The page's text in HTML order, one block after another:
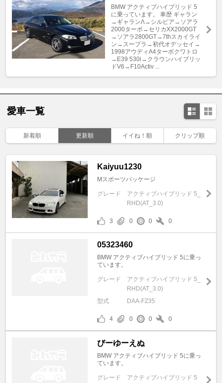
BMW アクティブハイブリッド 5
に乗っています。 車歴 ギャラン
→ギャランΛ→シルビア→ソアラ
2000ターボ→セリカXX2000GT
→ソアラ2800GT→7thスカイライ
ン→スープラ→初代オデッセイ→
1998アウディA4ターボクワトロ
→E39 530i→クラウンハイブリッ
ドV6→F10Activ ...
愛車一覧
新着順 更新順 イイね！順 クリップ順
Kaiyuu1230
Mスポーツパッケージ
グレード
アクティブハイブリッド 5_
RHD(AT_3.0)
3 0 0 0
05323460
BMW アクティブハイブリッド 5に乗っ
ています。
グレード
アクティブハイブリッド 5_
RHD(AT_3.0)
型式
DAA-FZ35
4 0 0 0
びーゆーえぬ
BMW アクティブハイブリッド 5に乗っ
ています。
グレード
アクティブハイブリッド 5